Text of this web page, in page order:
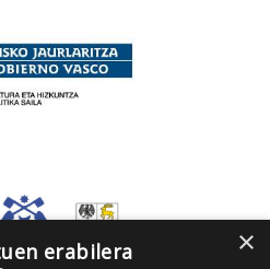
×
erabilera